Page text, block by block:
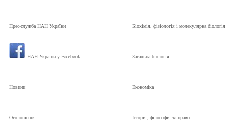
Прес-служба НАН України
НАН України у Facebook
Новини
Оголошення
Біохімія, фізіологія і молекулярна біологія
Загальна біологія
Економіка
Історія, філософія та право